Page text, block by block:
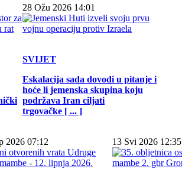
28 Ožu 2026 14:01
SVIJET
Eskalacija sada dovodi u pitanje i
hoće li jemenska skupina koju
podržava Iran ciljati
trgovačke [ ... ]
2026 07:12 13 Svi 2026 12:35